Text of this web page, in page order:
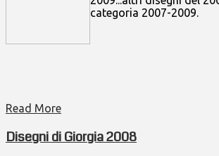
categoria 2007-2009.
Read More
Disegni di Giorgia 2008